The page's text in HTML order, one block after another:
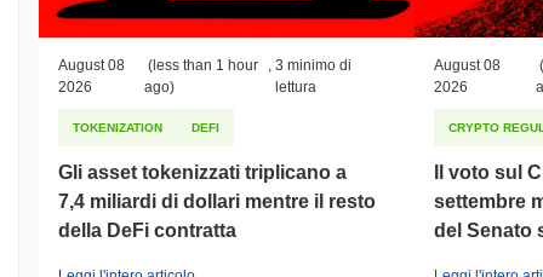
August 08
2026
(less than 1 hour
ago)
3 minimo di
lettura
TOKENIZATION DEFI
Gli asset tokenizzati triplicano a
7,4 miliardi di dollari mentre il resto
della DeFi contratta
August 08
2026
CRYPTO
Il voto sul
settembre
del Senato